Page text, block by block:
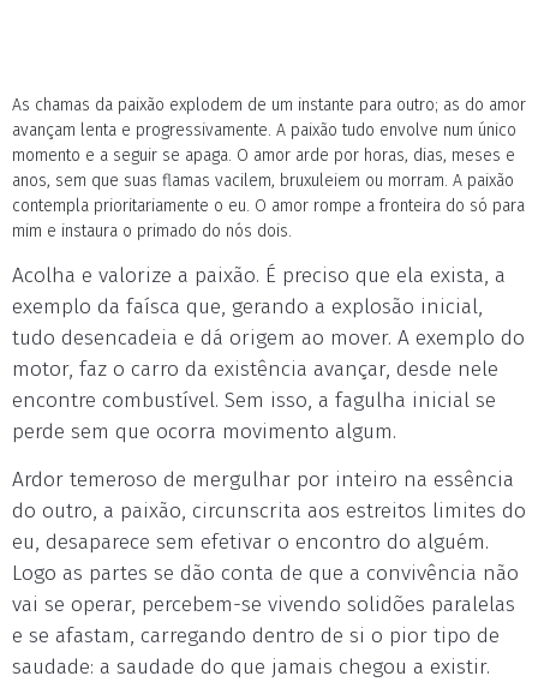
As chamas da paixão explodem de um instante para outro; as do amor
avançam lenta e progressivamente. A paixão tudo envolve num único
momento e a seguir se apaga. O amor arde por horas, dias, meses e
anos, sem que suas flamas vacilem, bruxuleiem ou morram. A paixão
contempla prioritariamente o eu. O amor rompe a fronteira do só para
mim e instaura o primado do nós dois.
Acolha e valorize a paixão. É preciso que ela exista, a
exemplo da faísca que, gerando a explosão inicial,
tudo desencadeia e dá origem ao mover. A exemplo do
motor, faz o carro da existência avançar, desde nele
encontre combustível. Sem isso, a fagulha inicial se
perde sem que ocorra movimento algum.
Ardor temeroso de mergulhar por inteiro na essência
do outro, a paixão, circunscrita aos estreitos limites do
eu, desaparece sem efetivar o encontro do alguém.
Logo as partes se dão conta de que a convivência não
vai se operar, percebem-se vivendo solidões paralelas
e se afastam, carregando dentro de si o pior tipo de
saudade: a saudade do que jamais chegou a existir.